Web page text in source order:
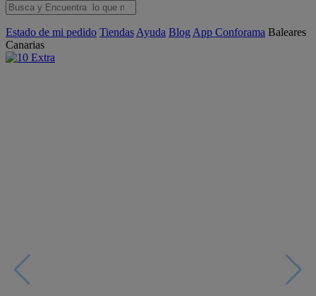
Estado de mi pedido Tiendas Ayuda Blog App Conforama Baleares
Canarias